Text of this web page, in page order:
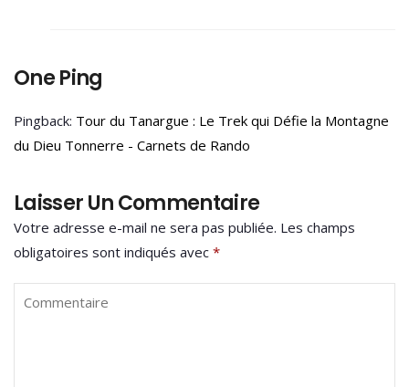
One Ping
Pingback: Tour du Tanargue : Le Trek qui Défie la Montagne
du Dieu Tonnerre - Carnets de Rando
Laisser Un Commentaire
Votre adresse e-mail ne sera pas publiée. Les champs
obligatoires sont indiqués avec *